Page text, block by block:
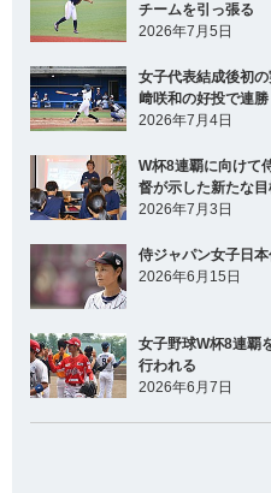
チームを引っ張る
2026年7月5日
女子代表結成後初
﨑咲和の好投で連勝
2026年7月4日
W杯8連覇に向けて
督が示した新たな
2026年7月3日
侍ジャパン女子日
2026年6月15日
女子野球W杯8連覇
行われる
2026年6月7日